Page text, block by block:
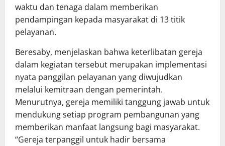
waktu dan tenaga dalam memberikan
pendampingan kepada masyarakat di 13 titik
pelayanan.
Beresaby, menjelaskan bahwa keterlibatan gereja
dalam kegiatan tersebut merupakan implementasi
nyata panggilan pelayanan yang diwujudkan
melalui kemitraan dengan pemerintah.
Menurutnya, gereja memiliki tanggung jawab untuk
mendukung setiap program pembangunan yang
memberikan manfaat langsung bagi masyarakat.
“Gereja terpanggil untuk hadir bersama